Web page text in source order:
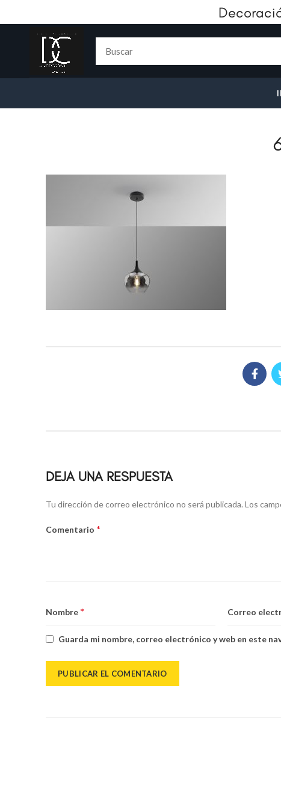
DEJA UNA RESPUESTA
Tu dirección de correo electrónico no será publicada.Los
Comentario *
Nombre * Correo
Guarda mi nombre, correo electrónico y web en este
Alternative: